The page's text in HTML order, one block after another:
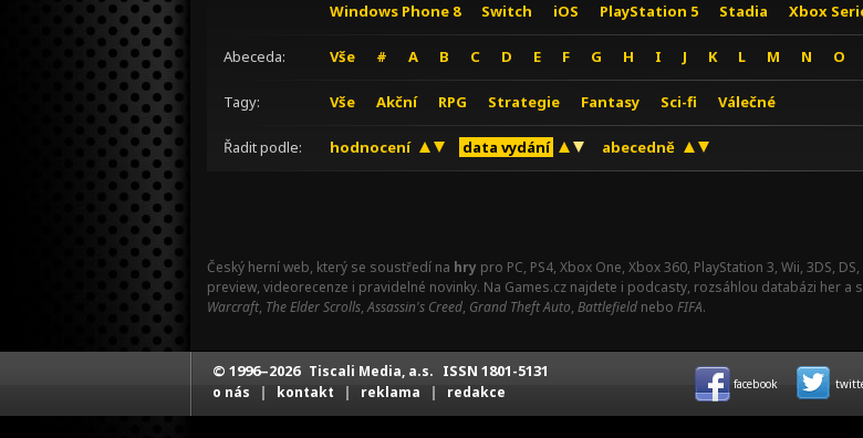
Windows Phone 8
Switch iOS PlayStation 5 Stadia Xbox
Abeceda: Vše # A B C D E F G H I J K L M N O
Tagy: Vše Akční RPG Strategie Fantasy Sci-fi Válečné
Řadit podle: hodnocení data vydání abecedně
Český herní web, který se soustředí na hry pro PC, PS4, Xbox One, Xbox 360, PlayStation 3, Wii, 3DS,
preview, videorecenze i pravidelné novinky. Na Games.cz najdete i podcasty, rozsáhlou databázi her a
Warcraft, The Elder Scrolls,Assassin's Creed, Grand Theft Auto, Battlefield nebo FIFA.
© 1996–2026 Tiscali Media, a.s. ISSN 1801-5131
o nás | kontakt | reklama | redakce facebook